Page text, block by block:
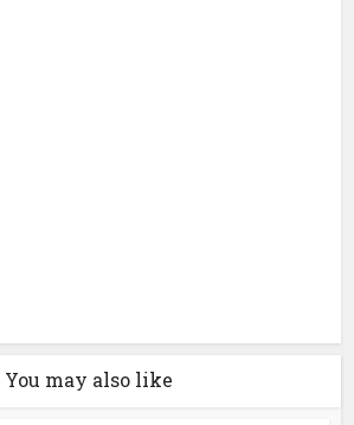
You may also like